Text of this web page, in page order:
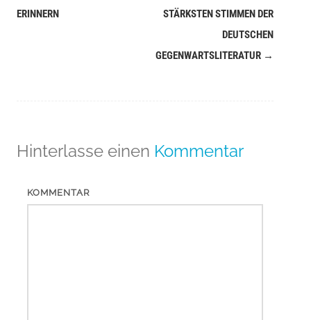
Navigation
ERINNERN
STÄRKSTEN STIMMEN DER
DEUTSCHEN
GEGENWARTSLITERATUR →
Hinterlasse einen Kommentar
KOMMENTAR